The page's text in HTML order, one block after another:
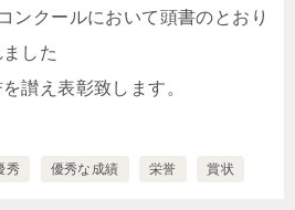
ンクールにおいて頭書のとおり
した
讃え表彰致します。
秀 優秀な成績 栄誉 賞状